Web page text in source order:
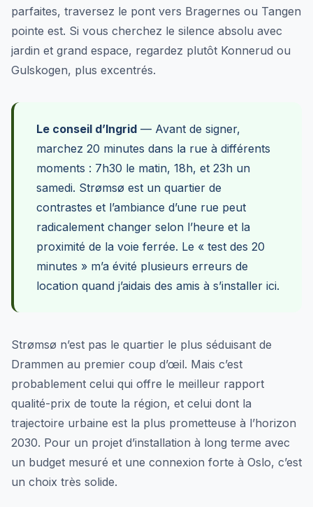
parfaites, traversez le pont vers Bragernes ou Tangen
pointe est. Si vous cherchez le silence absolu avec
jardin et grand espace, regardez plutôt Konnerud ou
Gulskogen, plus excentrés.
Le conseil d’Ingrid — Avant de signer,
marchez 20 minutes dans la rue à différents
moments : 7h30 le matin, 18h, et 23h un
samedi. Strømsø est un quartier de
contrastes et l’ambiance d’une rue peut
radicalement changer selon l’heure et la
proximité de la voie ferrée. Le « test des 20
minutes » m’a évité plusieurs erreurs de
location quand j’aidais des amis à s’installer ici.
Strømsø n’est pas le quartier le plus séduisant de
Drammen au premier coup d’œil. Mais c’est
probablement celui qui offre le meilleur rapport
qualité-prix de toute la région, et celui dont la
trajectoire urbaine est la plus prometteuse à l’horizon
2030. Pour un projet d’installation à long terme avec
un budget mesuré et une connexion forte à Oslo, c’est
un choix très solide.